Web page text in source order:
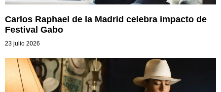
Carlos Raphael de la Madrid celebra impacto de
Festival Gabo
23 julio 2026